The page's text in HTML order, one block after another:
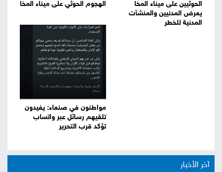
الحوثيين على ميناء المخا
يعرض المدنيين والمنشآت
المدنية للخطر
الهجوم الحوثي على ميناء المخا
مواطنون في صنعاء: يفيدون
تلقيهم رسائل عبر واتساب
تؤكد قرب التحرير
آخر الأخبار